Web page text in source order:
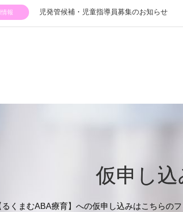
報 児発管候補・児童指導員募集のお知らせ
仮申し
るくまむABA療育】への仮申し込みはこちらの